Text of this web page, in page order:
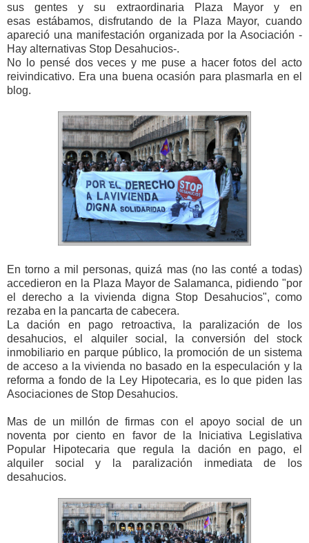
sus gentes y su extraordinaria Plaza Mayor y en
esas estábamos, disfrutando de la Plaza Mayor, cuando
apareció una manifestación organizada por la Asociación -
Hay alternativas Stop Desahucios-.
No lo pensé dos veces y me puse a hacer fotos del acto
reivindicativo. Era una buena ocasión para plasmarla en el
blog.
En torno a mil personas, quizá mas (no las conté a todas)
accedieron en la Plaza Mayor de Salamanca, pidiendo "por
el derecho a la vivienda digna Stop Desahucios", como
rezaba en la pancarta de cabecera.
La dación en pago retroactiva, la paralización de los
desahucios, el alquiler social, la conversión del stock
inmobiliario en parque público, la promoción de un sistema
de acceso a la vivienda no basado en la especulación y la
reforma a fondo de la Ley Hipotecaria, es lo que piden las
Asociaciones de Stop Desahucios.
Mas de un millón de firmas con el apoyo social de un
noventa por ciento en favor de la Iniciativa Legislativa
Popular Hipotecaria que regula la dación en pago, el
alquiler social y la paralización inmediata de los
desahucios.